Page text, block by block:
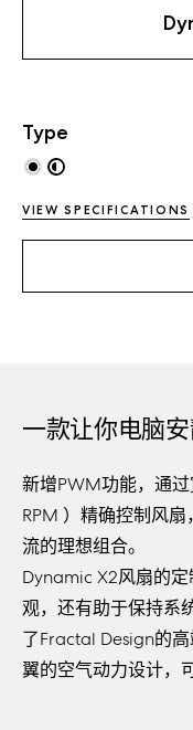
Type
VIEW SPECIFICATIONS
一款让你电脑
新增PWM功能，通
RPM ）精确控制风
流的理想组合。
Dynamic X2风扇的
观，还有助于保持系
了Fractal Design的
翼的空气动力设计，